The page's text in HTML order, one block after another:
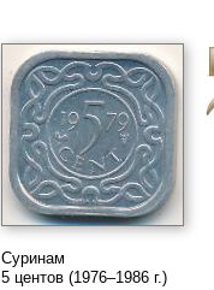
Суринам
5 центов (1976–1986 г.)